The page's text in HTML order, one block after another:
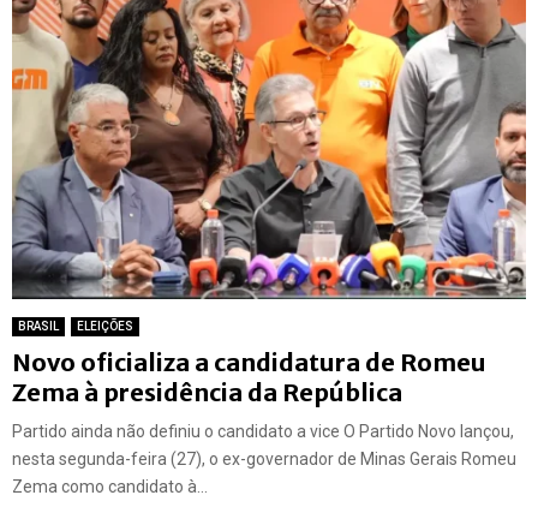
BRASIL ELEIÇÕES
Novo oficializa a candidatura de Romeu
Zema à presidência da República
Partido ainda não definiu o candidato a vice O Partido Novo lançou,
nesta segunda-feira (27), o ex-governador de Minas Gerais Romeu
Zema como candidato à...